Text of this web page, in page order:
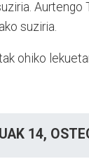
Aurtengo
suziria.
ohiko
14,